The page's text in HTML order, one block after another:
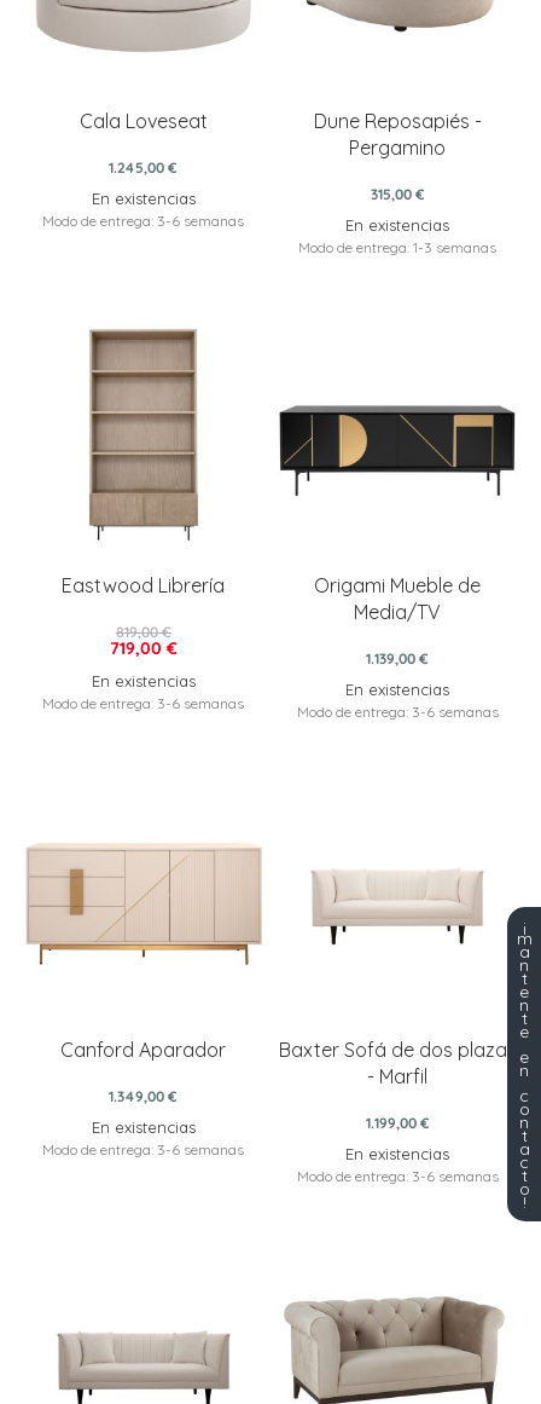
Cala Loveseat
1.245,00 €
En existencias
Modo de entrega: 3-6 semanas
Dune Reposapiés -
Pergamino
315,00 €
En existencias
Modo de entrega: 1-3 semanas
Eastwood Librería
719,00 €
819,00 €
En existencias
Modo de entrega: 3-6 semanas
Origami Mueble de
Media/TV
1.139,00 €
En existencias
Modo de entrega: 3-6 semanas
Canford Aparador
1.349,00 €
En existencias
Modo de entrega: 3-6 semanas
Baxter Sofá de dos plazas
- Marfil
1.199,00 €
En existencias
Modo de entrega: 3-6 semanas
¡
m
a
n
t
e
n
t
e
e
n
c
o
n
t
a
c
t
o
!